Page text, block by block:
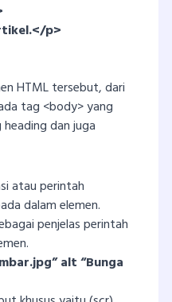
p>
HTML tersebut, dari
tag <body> yang
dan juga
atau perintah
dalam elemen.
penjelas perintah
alt “Bunga